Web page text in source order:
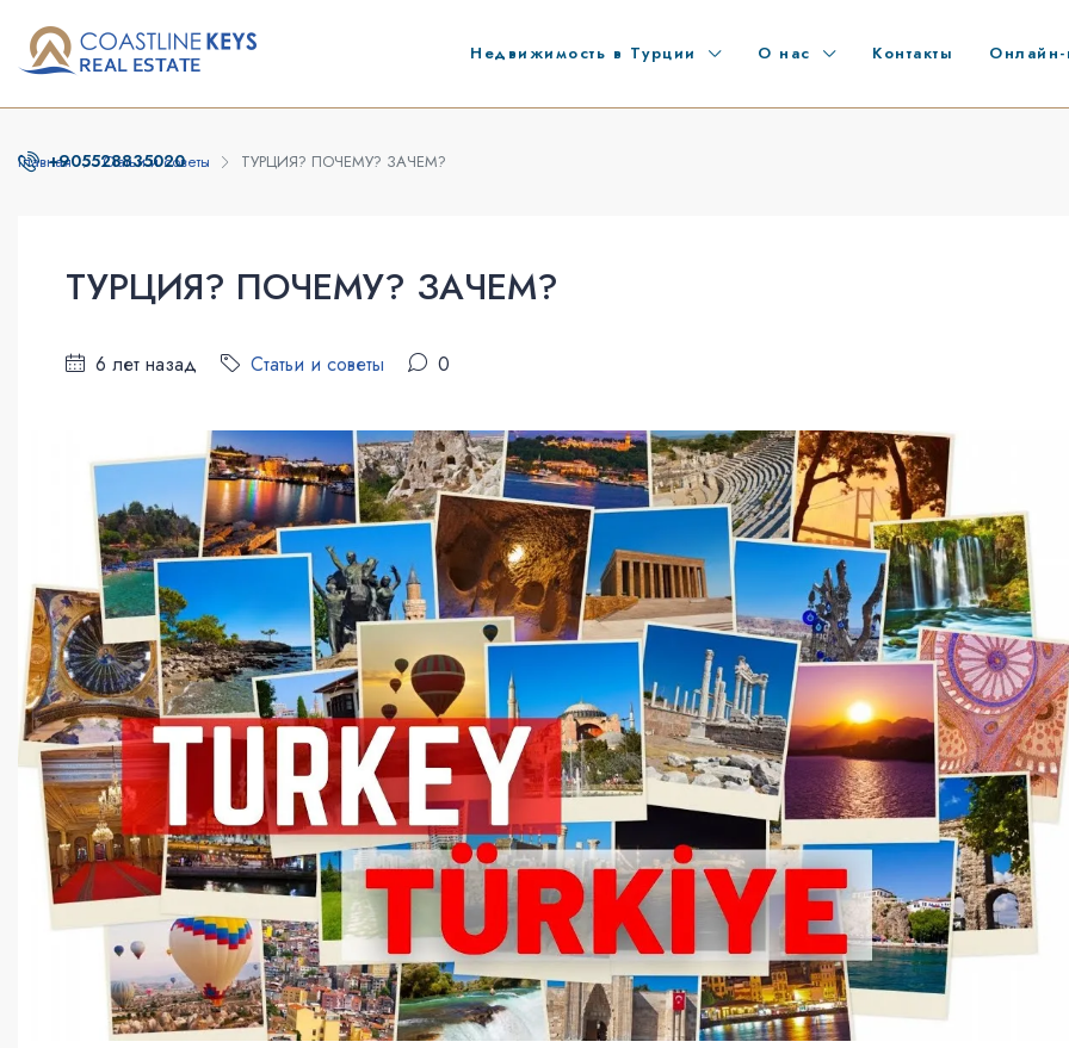
Недвижимость в Турции О нас Контакты Онлайн-
+905528835020
Главная Статьи и советы ТУРЦИЯ? ПОЧЕМУ? ЗАЧЕМ?
ТУРЦИЯ? ПОЧЕМУ? ЗАЧЕМ?
6 лет назад Статьи и советы 0